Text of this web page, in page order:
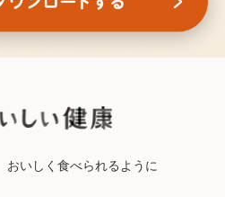
おいしく食べられるように